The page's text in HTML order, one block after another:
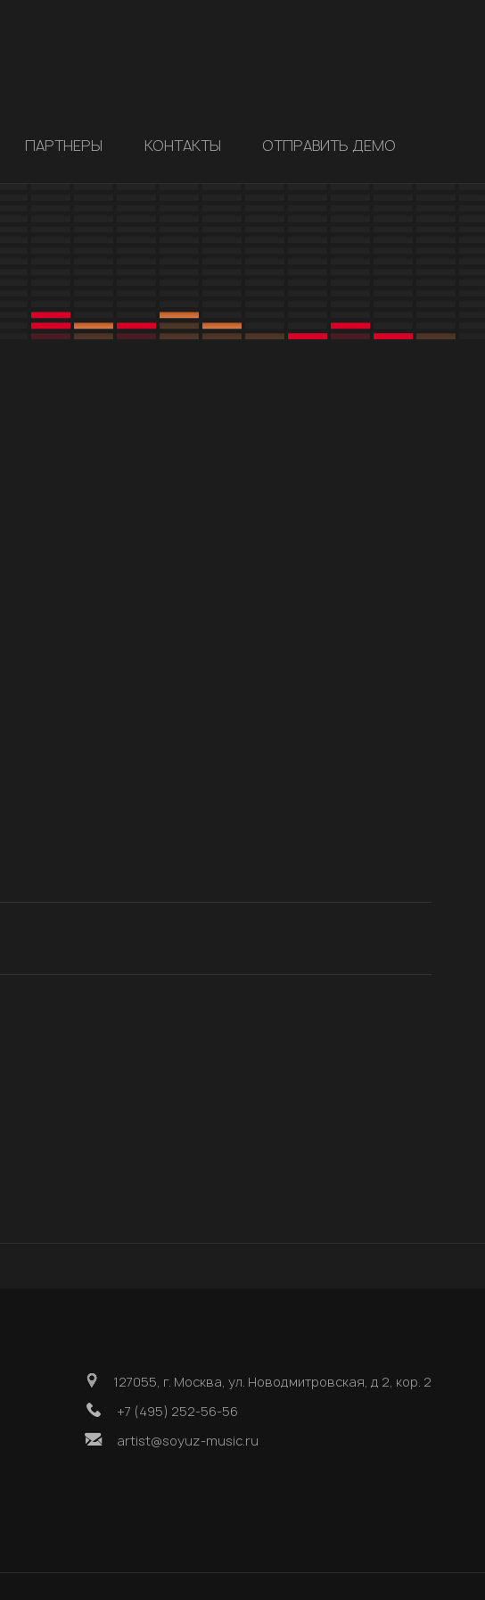
ПАРТНЕРЫ КОНТАКТЫ
ОТПРАВИТЬ ДЕМО
127055, г. Москва, ул. Новодмитровская, д 2, кор. 2
+7 (495) 252-56-56
artist@soyuz-music.ru